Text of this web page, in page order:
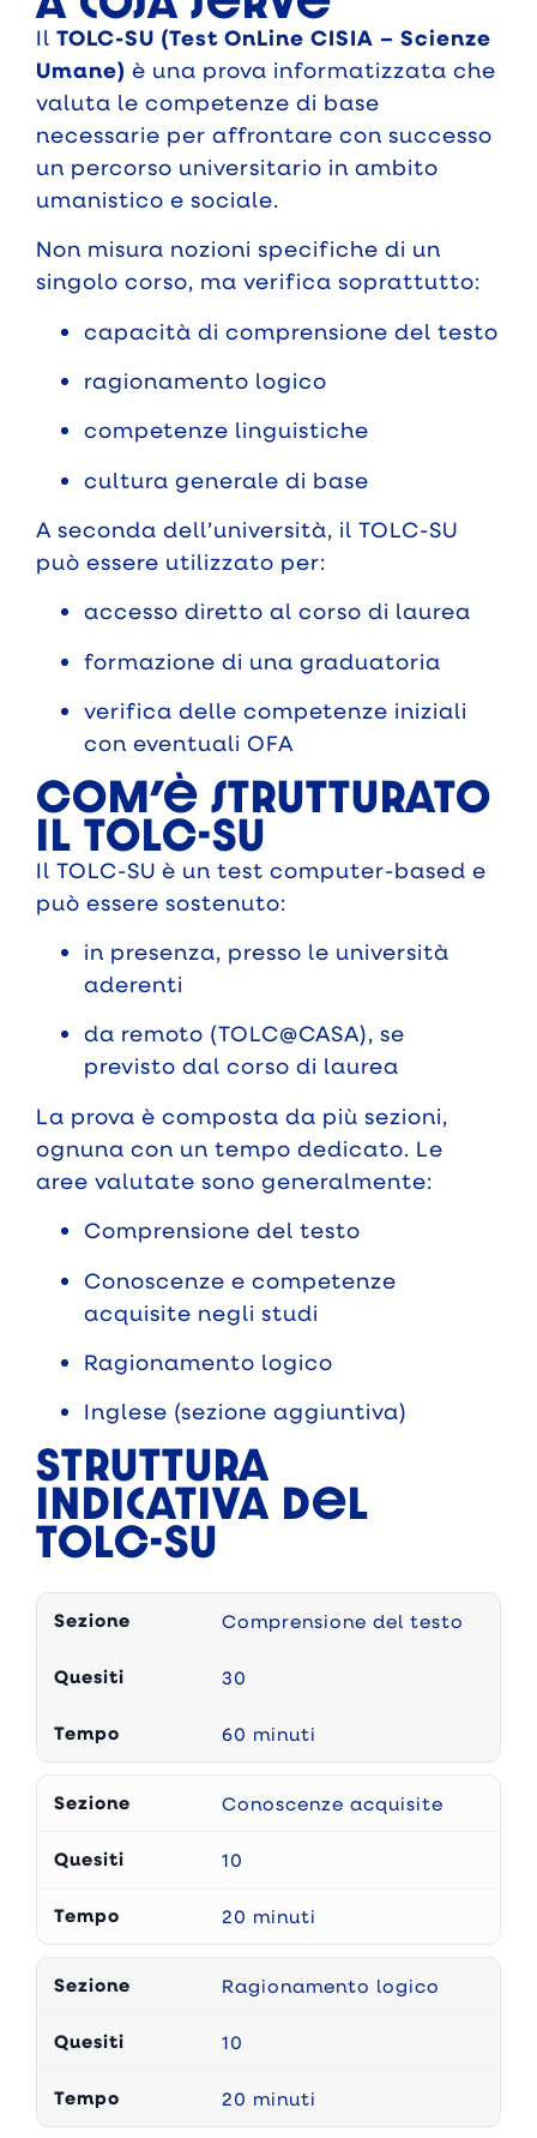
Il TOLC-SU (Test OnLine CISIA – Scienze
Umane) è una prova informatizzata che
valuta le competenze di base
necessarie per affrontare con successo
un percorso universitario in ambito
umanistico e sociale.
Non misura nozioni specifiche di un
singolo corso, ma verifica soprattutto:
capacità di comprensione del testo
ragionamento logico
competenze linguistiche
cultura generale di base
A seconda dell’università, il TOLC-SU
può essere utilizzato per:
accesso diretto al corso di laurea
formazione di una graduatoria
verifica delle competenze iniziali
con eventuali OFA
Com’è strutturato
il TOLC-SU
Il TOLC-SU è un test computer-based e
può essere sostenuto:
in presenza, presso le università
aderenti
da remoto (TOLC@CASA), se
previsto dal corso di laurea
La prova è composta da più sezioni,
ognuna con un tempo dedicato. Le
aree valutate sono generalmente:
Comprensione del testo
Conoscenze e competenze
acquisite negli studi
Ragionamento logico
Inglese (sezione aggiuntiva)
Struttura
indicativa del
TOLC-SU
Comprensione del testo
30
60 minuti
Conoscenze acquisite
10
20 minuti
Ragionamento logico
10
20 minuti